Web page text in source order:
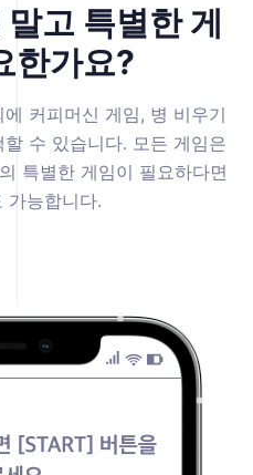
고 특별한 게
한가요?
커피머신 게임, 병 비우기
수 있습니다. 모든 게임은
특별한 게임이 필요하다면
가능합니다.